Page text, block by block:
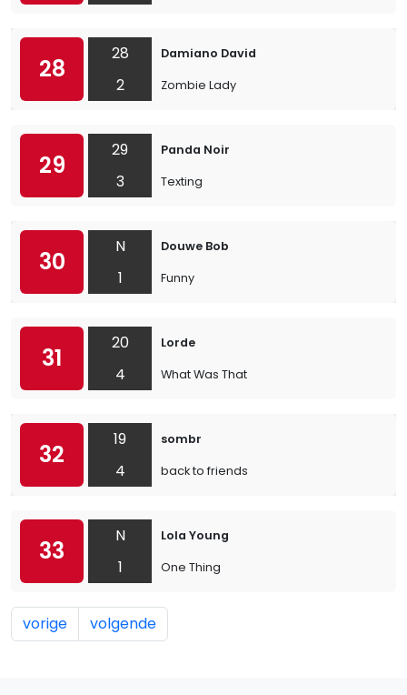
28
28
2
Damiano David
Zombie Lady
29
29
3
Panda Noir
Texting
30
N
1
Douwe Bob
Funny
31
20
4
Lorde
What Was That
32
19
4
sombr
back to friends
33
N
1
Lola Young
One Thing
vorige volgende